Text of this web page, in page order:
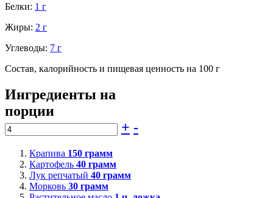
Белки: 1 г
Жиры: 2 г
Углеводы: 7 г
Состав, калорийность и пищевая ценность на 100 г
Ингредиенты на
порции
+ -
Крапива 150 грамм
Картофель 40 грамм
Лук репчатый 40 грамм
Морковь 30 грамм